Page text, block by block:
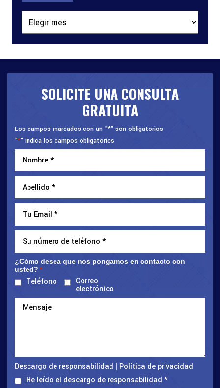
SOLICITE UNA CONSULTA
GRATUITA
Los campos marcados con un "*" son obligatorios
"*" indica los campos obligatorios
¿Cómo desea que nos pongamos en contacto con
usted? *
Teléfono Correo
electrónico
Descargo de responsabilidad
Política de privacidad
He leído el descargo de responsabilidad *